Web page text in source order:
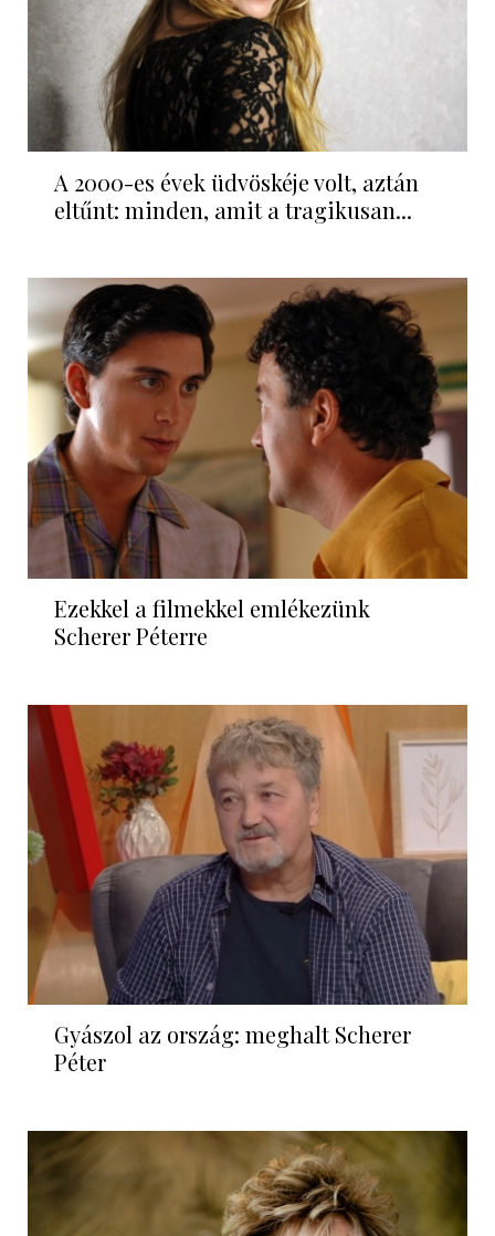
A 2000-es évek üdvöskéje volt, aztán
eltűnt: minden, amit a tragikusan...
Ezekkel a filmekkel emlékezünk
Scherer Péterre
Gyászol az ország: meghalt Scherer
Péter